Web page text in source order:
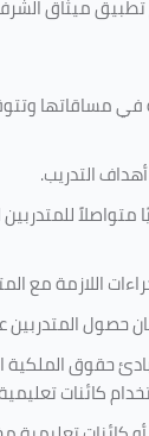
تطبيق ميثاق
في مساقاتها
التدريب.
اللازمة مع
حصول المتدربين
حقوق
كائنات